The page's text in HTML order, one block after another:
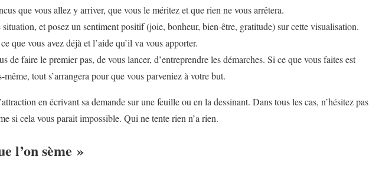
que vous allez y arriver, que vous le méritez et que rien ne vous arrêtera.
et posez un sentiment positif (joie, bonheur, bien-être, gratitude) sur cette visualisation.
que vous avez déjà et l’aide qu’il va vous apporter.
de faire le premier pas, de vous lancer, d’entreprendre les démarches. Si ce que vous faites est
même, tout s’arrangera pour que vous parveniez à votre but.
en écrivant sa demande sur une feuille ou en la dessinant. Dans tous les cas, n’hésitez pas
si cela vous parait impossible. Qui ne tente rien n’a rien.
l’on sème »